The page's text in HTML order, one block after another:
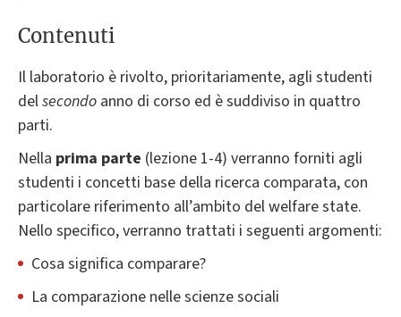
Contenuti
Il laboratorio è rivolto, prioritariamente, agli studenti
delsecondo anno di corso ed è suddiviso in quattro
parti.
Nella prima parte (lezione 1-4) verranno forniti agli
studenti i concetti base della ricerca comparata, con
particolare riferimento all’ambito del welfare state.
Nello specifico, verranno trattati i seguenti argomenti:
Cosa significa comparare?
La comparazione nelle scienze sociali